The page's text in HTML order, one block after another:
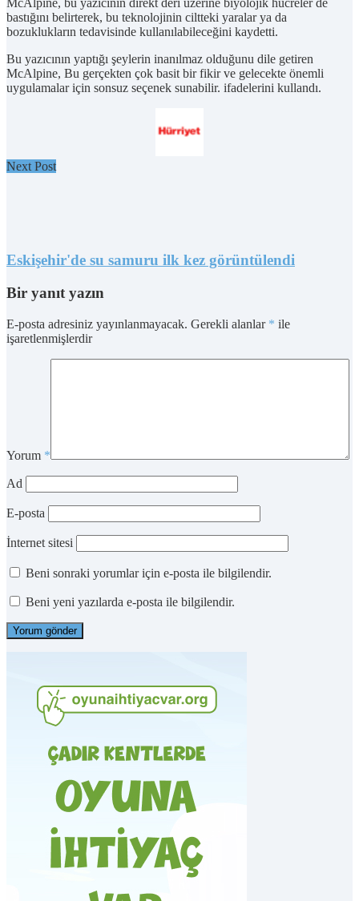
bastığını belirterek, bu teknolojinin ciltteki yaralar ya da
bozuklukların tedavisinde kullanılabileceğini kaydetti.
Bu yazıcının yaptığı şeylerin inanılmaz olduğunu dile getiren
McAlpine, Bu gerçekten çok basit bir fikir ve gelecekte önemli
uygulamalar için sonsuz seçenek sunabilir. ifadelerini kullandı.
Next Post
Eskişehir'de su samuru ilk kez görüntülendi
Bir yanıt yazın
E-posta adresiniz yayınlanmayacak. Gerekli alanlar * ile
işaretlenmişlerdir
Yorum *
Ad
E-posta
İnternet sitesi
Beni sonraki yorumlar için e-posta ile bilgilendir.
Beni yeni yazılarda e-posta ile bilgilendir.